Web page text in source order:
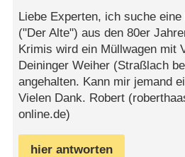
Liebe Experten, ich suche
("Der Alte") aus den 80er
Krimis wird ein Müllwagen mit
Deininger Weiher (Straßlach
angehalten. Kann mir jemand
Vielen Dank. Robert
online.de)
hier antworten